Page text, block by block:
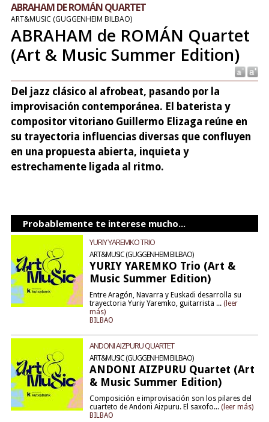
ABRAHAM DE ROMÁN QUARTET
ART&MUSIC (GUGGENHEIM BILBAO)
ABRAHAM de ROMÁN Quartet
(Art & Music Summer Edition)
Del jazz clásico al afrobeat, pasando por la
improvisación contemporánea. El baterista y
compositor vitoriano Guillermo Elizaga reúne en
su trayectoria influencias diversas que confluyen
en una propuesta abierta, inquieta y
estrechamente ligada al ritmo.
Probablemente te interese mucho...
YURIY YAREMKO TRIO
ART&MUSIC (GUGGENHEIM BILBAO)
YURIY YAREMKO Trio (Art &
Music Summer Edition)
Entre Aragón, Navarra y Euskadi desarrolla su
trayectoria Yuriy Yaremko, guitarrista ... (leer
más)
BILBAO
ANDONI AIZPURU QUARTET
ART&MUSIC (GUGGENHEIM BILBAO)
ANDONI AIZPURU Quartet (Art
& Music Summer Edition)
Composición e improvisación son los pilares del
cuarteto de Andoni Aizpuru. El saxofo... (leer más)
BILBAO